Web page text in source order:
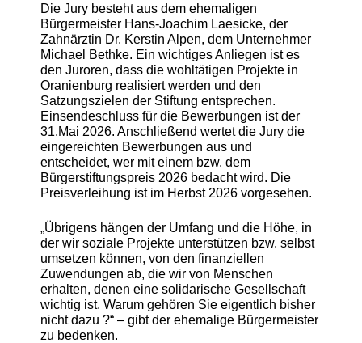
Die Jury besteht aus dem ehemaligen
Bürgermeister Hans-Joachim Laesicke, der
Zahnärztin Dr. Kerstin Alpen, dem Unternehmer
Michael Bethke. Ein wichtiges Anliegen ist es
den Juroren, dass die wohltätigen Projekte in
Oranienburg realisiert werden und den
Satzungszielen der Stiftung entsprechen.
Einsendeschluss für die Bewerbungen ist der
31.Mai 2026. Anschließend wertet die Jury die
eingereichten Bewerbungen aus und
entscheidet, wer mit einem bzw. dem
Bürgerstiftungspreis 2026 bedacht wird. Die
Preisverleihung ist im Herbst 2026 vorgesehen.
„Übrigens hängen der Umfang und die Höhe, in
der wir soziale Projekte unterstützen bzw. selbst
umsetzen können, von den finanziellen
Zuwendungen ab, die wir von Menschen
erhalten, denen eine solidarische Gesellschaft
wichtig ist. Warum gehören Sie eigentlich bisher
nicht dazu ?“ – gibt der ehemalige Bürgermeister
zu bedenken.